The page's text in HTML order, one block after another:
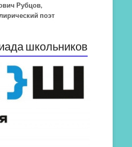
Рубцов,
поэт
школьников